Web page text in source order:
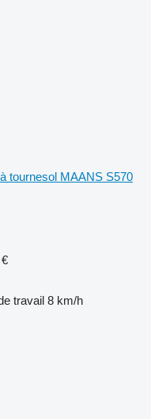
tournesol МААNS S570
travail 8 km/h